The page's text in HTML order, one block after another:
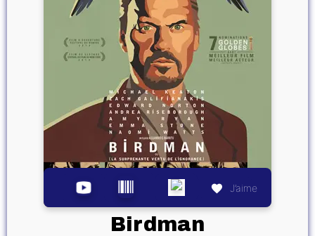
J’aime
Birdman